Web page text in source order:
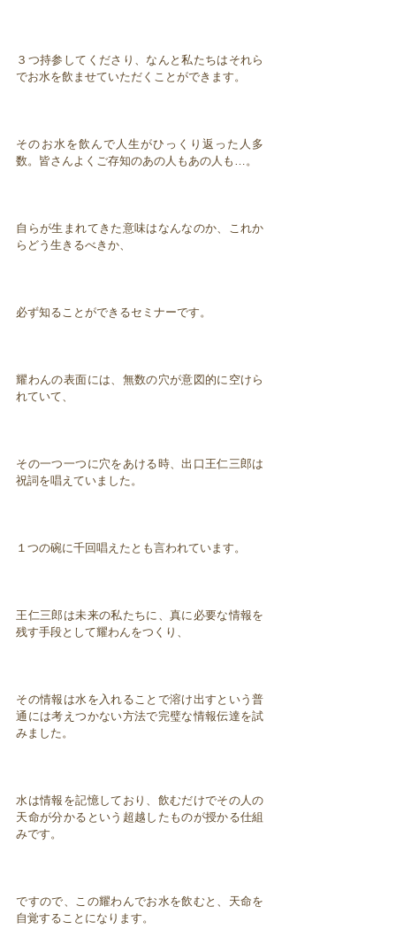
３つ持参してくださり、なんと私たちはそれら
でお水を飲ませていただくことができます。
そのお水を飲んで人生がひっくり返った人多
数。皆さんよくご存知のあの人もあの人も…。
自らが生まれてきた意味はなんなのか、これか
らどう生きるべきか、
必ず知ることができるセミナーです。
耀わんの表面には、無数の穴が意図的に空けら
れていて、
その一つ一つに穴をあける時、出口王仁三郎は
祝詞を唱えていました。
１つの碗に千回唱えたとも言われています。
王仁三郎は未来の私たちに、真に必要な情報を
残す手段として耀わんをつくり、
その情報は水を入れることで溶け出すという普
通には考えつかない方法で完璧な情報伝達を試
みました。
水は情報を記憶しており、飲むだけでその人の
天命が分かるという超越したものが授かる仕組
みです。
ですので、この耀わんでお水を飲むと、天命を
自覚することになります。